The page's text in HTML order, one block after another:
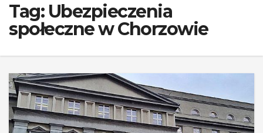
Tag: Ubezpieczenia
społeczne w Chorzowie